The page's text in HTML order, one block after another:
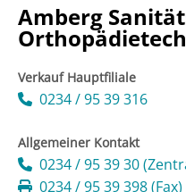
Amberg
Verkauf Hauptfiliale
0234 / 95 39 316
Allgemeiner Kontakt
0234 / 95 39 30
0234 / 95 39 398 (Fax)